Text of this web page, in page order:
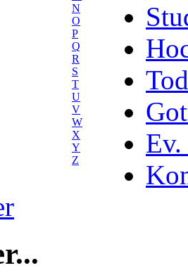
N
O
P
Q
R
S
T
U
V
W
X
Y
Z
Ev.